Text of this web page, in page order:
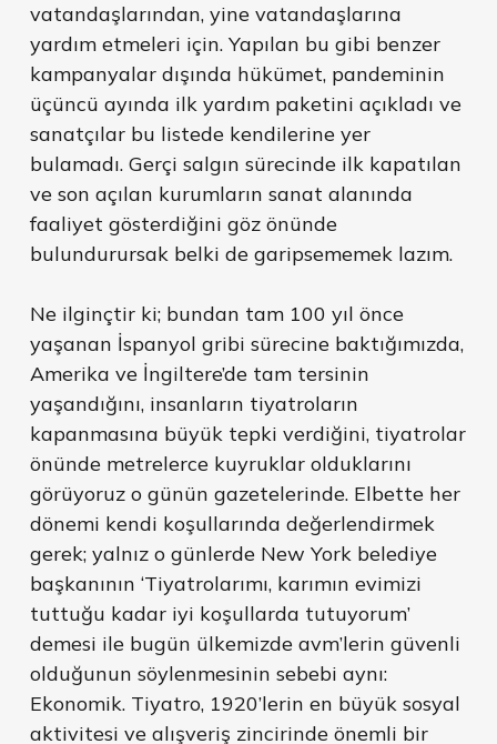
vatandaşlarından, yine vatandaşlarına
yardım etmeleri için. Yapılan bu gibi benzer
kampanyalar dışında hükümet, pandeminin
üçüncü ayında ilk yardım paketini açıkladı ve
sanatçılar bu listede kendilerine yer
bulamadı. Gerçi salgın sürecinde ilk kapatılan
ve son açılan kurumların sanat alanında
faaliyet gösterdiğini göz önünde
bulundurursak belki de garipsememek lazım.
Ne ilginçtir ki; bundan tam 100 yıl önce
yaşanan İspanyol gribi sürecine baktığımızda,
Amerika ve İngiltere’de tam tersinin
yaşandığını, insanların tiyatroların
kapanmasına büyük tepki verdiğini, tiyatrolar
önünde metrelerce kuyruklar olduklarını
görüyoruz o günün gazetelerinde. Elbette her
dönemi kendi koşullarında değerlendirmek
gerek; yalnız o günlerde New York belediye
başkanının ‘Tiyatrolarımı, karımın evimizi
tuttuğu kadar iyi koşullarda tutuyorum’
demesi ile bugün ülkemizde avm’lerin güvenli
olduğunun söylenmesinin sebebi aynı:
Ekonomik. Tiyatro, 1920’lerin en büyük sosyal
aktivitesi ve alışveriş zincirinde önemli bir